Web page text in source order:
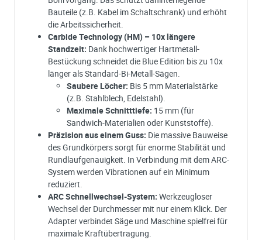
Bauteile (z.B. Kabel im Schaltschrank) und erhöht
die Arbeitssicherheit.
Carbide Technology (HM) – 10x längere
Standzeit: Dank hochwertiger Hartmetall-
Bestückung schneidet die Blue Edition bis zu 10x
länger als Standard-Bi-Metall-Sägen.
Saubere Löcher: Bis 5 mm Materialstärke
(z.B. Stahlblech, Edelstahl).
Maximale Schnitttiefe: 15 mm (für
Sandwich-Materialien oder Kunststoffe).
Präzision aus einem Guss: Die massive Bauweise
des Grundkörpers sorgt für enorme Stabilität und
Rundlaufgenauigkeit. In Verbindung mit dem ARC-
System werden Vibrationen auf ein Minimum
reduziert.
ARC Schnellwechsel-System: Werkzeugloser
Wechsel der Durchmesser mit nur einem Klick. Der
Adapter verbindet Säge und Maschine spielfrei für
maximale Kraftübertragung.